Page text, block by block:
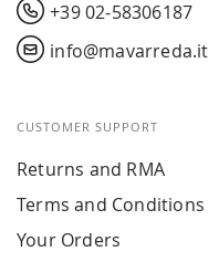
+39 02-58306187
info@mavarreda.it
CUSTOMER SUPPORT
Returns and RMA
Terms and Conditions
Your Orders